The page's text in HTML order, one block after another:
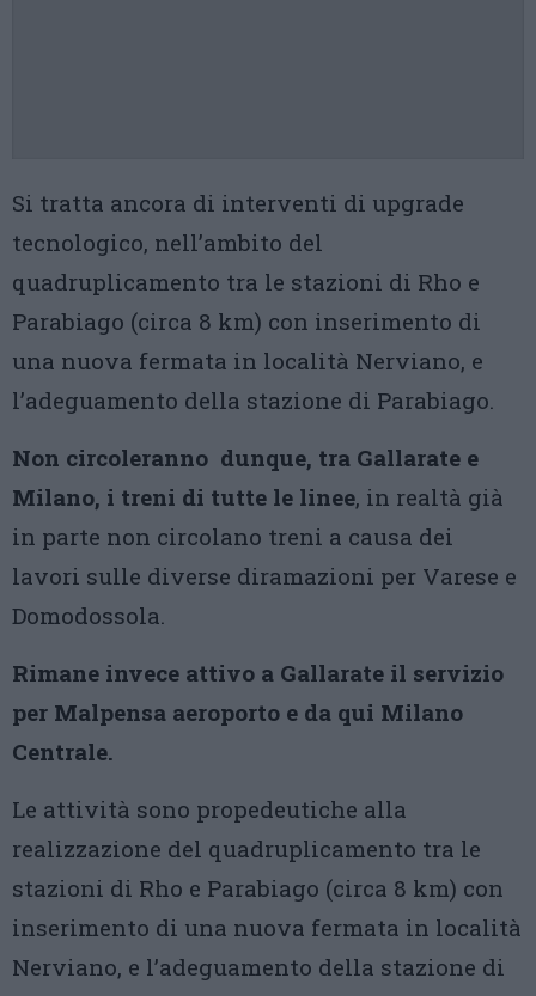
Si tratta ancora di interventi di upgrade
tecnologico, nell’ambito del
quadruplicamento tra le stazioni di Rho e
Parabiago (circa 8 km) con inserimento di
una nuova fermata in località Nerviano, e
l’adeguamento della stazione di Parabiago.
Non circoleranno dunque, tra Gallarate e
Milano, i treni di tutte le linee, in realtà già
in parte non circolano treni a causa dei
lavori sulle diverse diramazioni per Varese e
Domodossola.
Rimane invece attivo a Gallarate il servizio
per Malpensa aeroporto e da qui Milano
Centrale.
Le attività sono propedeutiche alla
realizzazione del quadruplicamento tra le
stazioni di Rho e Parabiago (circa 8 km) con
inserimento di una nuova fermata in località
Nerviano, e l’adeguamento della stazione di